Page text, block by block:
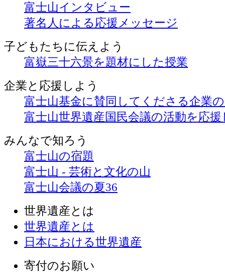
富士山インタビュー
著名人による応援メッセージ
子どもたちに伝えよう
富嶽三十六景を題材にした授業
企業と 応援しよう
富士山基金に賛同してくださる企業
富士山世界遺産国民会議の活動を応
みんなで知ろう
富士山の宿題
富士山 - 芸術と文化の山
富士山会議の夏36
世界遺産とは
世界遺産とは
日本における世界遺産
寄付のお願い